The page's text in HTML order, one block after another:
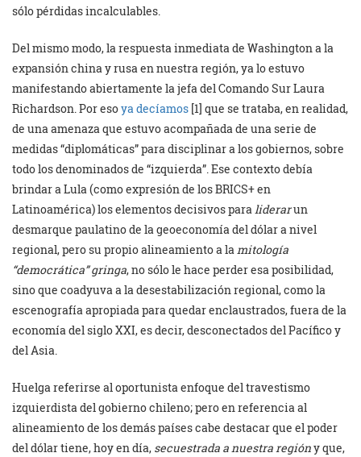
sólo pérdidas incalculables.
Del mismo modo, la respuesta inmediata de Washington a la
expansión china y rusa en nuestra región, ya lo estuvo
manifestando abiertamente la jefa del Comando Sur Laura
Richardson. Por esoya decíamos [1] que se trataba, en realidad,
de una amenaza que estuvo acompañada de una serie de
medidas “diplomáticas” para disciplinar a los gobiernos, sobre
todo los denominados de “izquierda”. Ese contexto debía
brindar a Lula (como expresión de los BRICS+ en
Latinoamérica) los elementos decisivos paraliderarun
desmarque paulatino de la geoeconomía del dólar a nivel
regional, pero su propio alineamiento a lamitología
“democrática” gringa, no sólo le hace perder esa posibilidad,
sino que coadyuva a la desestabilización regional, como la
escenografía apropiada para quedar enclaustrados, fuera de la
economía del siglo XXI, es decir, desconectados del Pacífico y
del Asia.
Huelga referirse al oportunista enfoque del travestismo
izquierdista del gobierno chileno; pero en referencia al
alineamiento de los demás países cabe destacar que el poder
del dólar tiene, hoy en día, secuestrada a nuestra regióny que,